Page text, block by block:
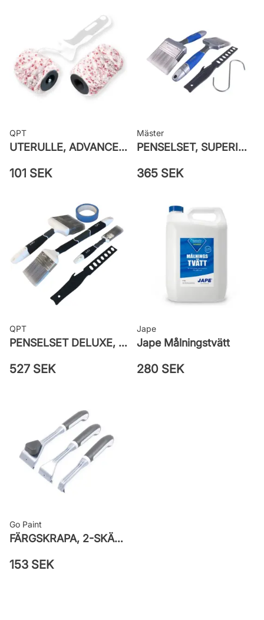
Leverantörens artikelnummer:
710018131
QPT
UTERULLE, ADVANCE GROV PRETEX
101 SEK
Mäster
PENSELSET, SUPERIOR MÅLA FASAD
365 SEK
QPT
PENSELSET DELUXE, MÅLA FASAD, ALLA YTOR
527 SEK
Jape
Jape Målningstvätt
280 SEK
Go Paint
FÄRGSKRAPA, 2-SKÄR/REFILL
153 SEK